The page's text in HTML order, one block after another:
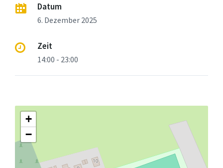
Datum
6. Dezember 2025
Zeit
14:00 - 23:00
+
−